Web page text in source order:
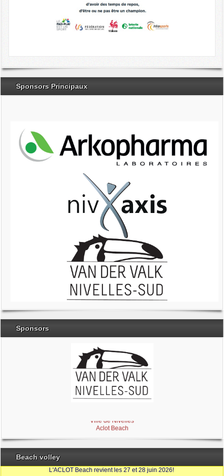
Sponsors Principaux
Sponsors
Aclot Beach
Beach volley
L'ACLOT Beach revient les 27 et 28 juin 2026!